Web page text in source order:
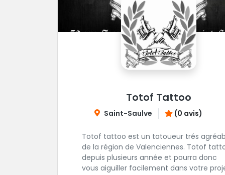
Totof Tattoo
Saint-Saulve (0 avis)
Totof tattoo est un tatoueur trés
de la région de Valenciennes. Totof
depuis plusieurs année et pourra donc
vous aiguiller facilement dans votre